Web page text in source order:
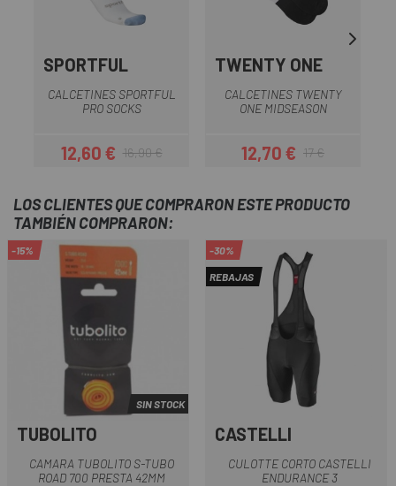
SPORTFUL
CALCETINES SPORTFUL
PRO SOCKS
Precio
12,60 €Precio regular
16,90 €
TWENTY ONE
CALCETINES TWENTY
ONE MIDSEASON
Precio
12,70 €Precio regular
17 €
LOS CLIENTES QUE COMPRARON ESTE PRODUCTO
TAMBIÉN COMPRARON:
-15%
SIN STOCK
TUBOLITO
CAMARA TUBOLITO S-TUBO
ROAD 700 PRESTA 42MM
-30%
REBAJAS
CASTELLI
CULOTTE CORTO CASTELLI
ENDURANCE 3